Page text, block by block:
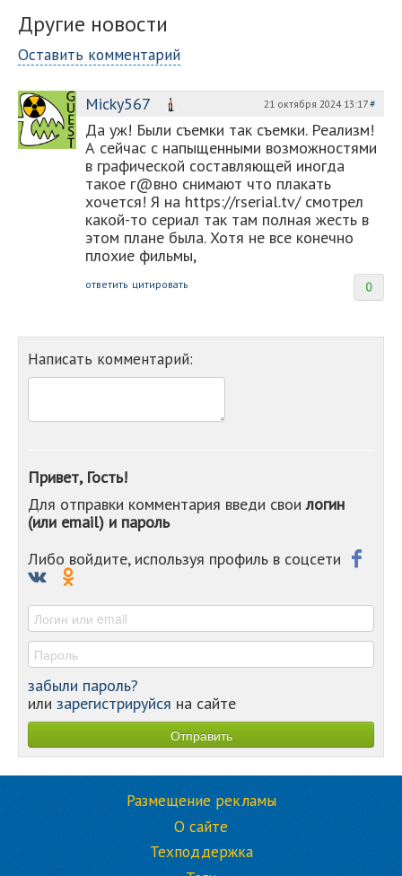
Другие новости
Оставить комментарий
Micky567 21 октября 2024 13:17#
Да уж! Были съемки так съемки. Реализм!
А сейчас с напыщенными возможностями
в графической составляющей иногда
такое г@вно снимают что плакать
хочется! Я на https://rserial.tv/ смотрел
какой-то сериал так там полная жесть в
этом плане была. Хотя не все конечно
плохие фильмы,
0
ответить цитировать
Написать комментарий:
Привет, Гость!
Для отправки комментария введи своилогин
(или email) и пароль
Либо войдите, используя профиль в соцсети
забыли пароль?
или зарегистрируйся на сайте
Размещение рекламы
О сайте
Техподдержка